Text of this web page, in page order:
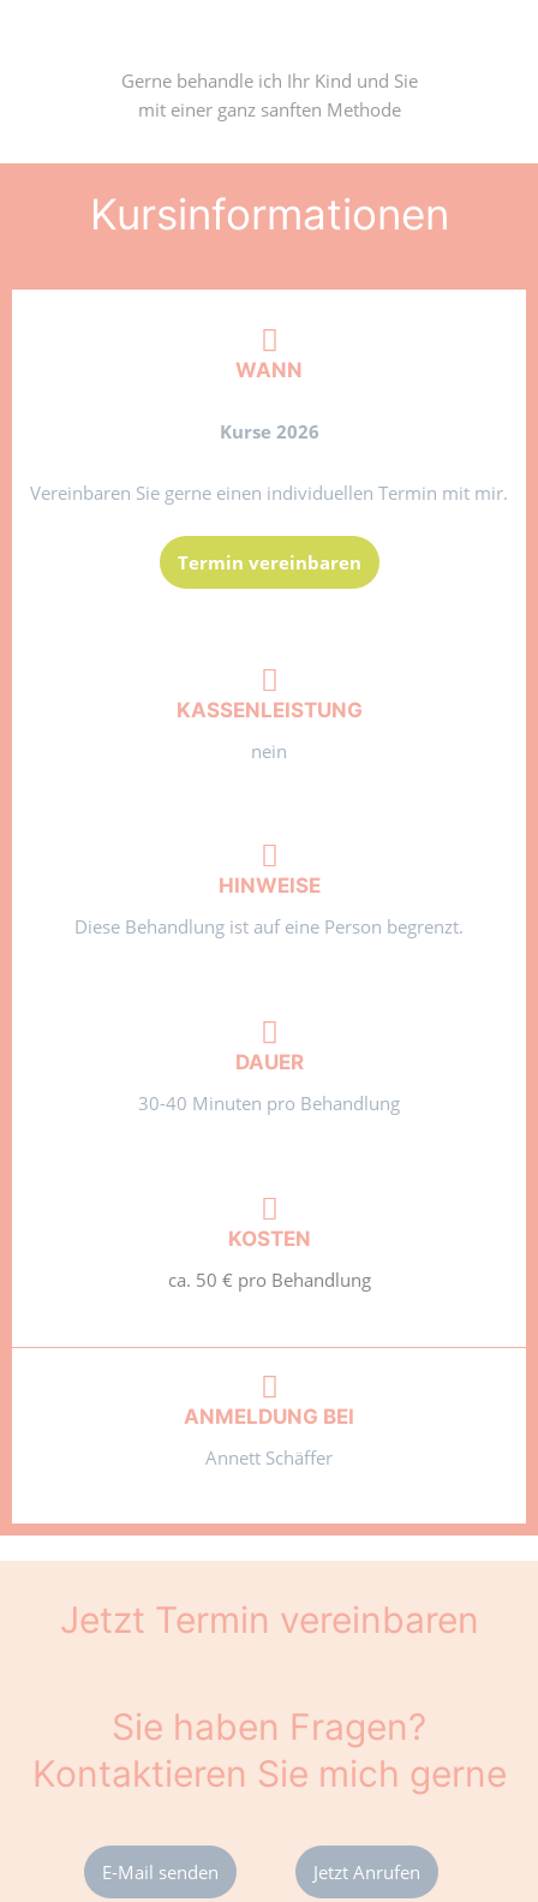
Gerne behandle ich Ihr Kind und Sie
mit einer ganz sanften Methode
Kursinformationen
WANN
Kurse 2026
Vereinbaren Sie gerne einen individuellen Termin mit mir.
Termin vereinbaren
KASSENLEISTUNG
nein
HINWEISE
Diese Behandlung ist auf eine Person begrenzt.
DAUER
30-40 Minuten pro Behandlung
KOSTEN
ca. 50 € pro Behandlung
ANMELDUNG BEI
Annett Schäffer
Jetzt Termin vereinbaren
Sie haben Fragen?
Kontaktieren Sie mich gerne
E-Mail senden Jetzt Anrufen